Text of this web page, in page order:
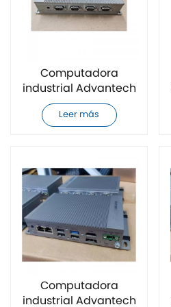
Computadora
industrial Advantech
UNO-2271G-
E21BE/4G/32G
Leer más
Computadora
industrial Advantech